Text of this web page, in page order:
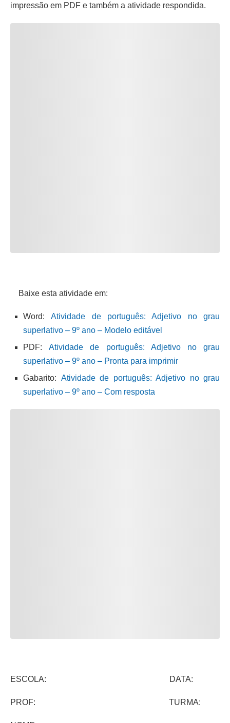
impressão em PDF e também a atividade respondida.
Baixe esta atividade em:
Word:Atividade de português: Adjetivo no grau
superlativo – 9º ano – Modelo editável
PDF:Atividade de português: Adjetivo no grau
superlativo – 9º ano – Pronta para imprimir
Gabarito: Atividade de português: Adjetivo no grau
superlativo – 9º ano – Com resposta
ESCOLA: DATA:
PROF: TURMA: